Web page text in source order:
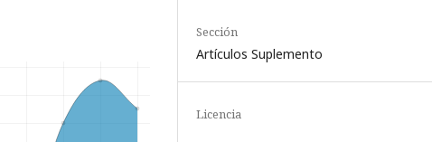
Sección
Artí­culos Suplemento
Licencia